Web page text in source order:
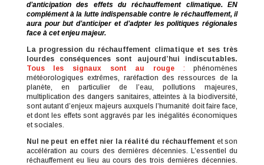
d’anticipation des effets du réchauffement climatique. EN
complément à la lutte indispensable contre le réchauffement, il
aura pour but d’anticiper et d’adpter les politiques régionales
face à cet enjeu majeur.
La progression du réchauffement climatique et ses très
lourdes conséquences sont aujourd’hui indiscutables.
Tous les signaux sont au rouge :phénomènes
météorologiques extrêmes, raréfaction des ressources de la
planète, en particulier de l’eau, pollutions majeures,
multiplication des dangers sanitaires, atteintes à la biodiversité,
sont autant d’enjeux majeurs auxquels l’humanité doit faire face,
et dont les effets sont aggravés par les inégalités économiques
et sociales.
Nul ne peut en effet nier la réalité du réchauffement et son
accélération au cours des dernières décennies. L’essentiel du
réchauffement eu lieu au cours des trois dernières décennies.